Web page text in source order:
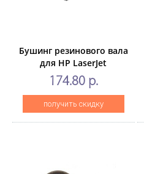
Бушинг резинового вала
для HP LaserJet
ProM101/102/103/104/MFP
M129/M132 (CET), 2 шт/
компл,CET361001,
CET361001R
174.80 р.
получить скидку